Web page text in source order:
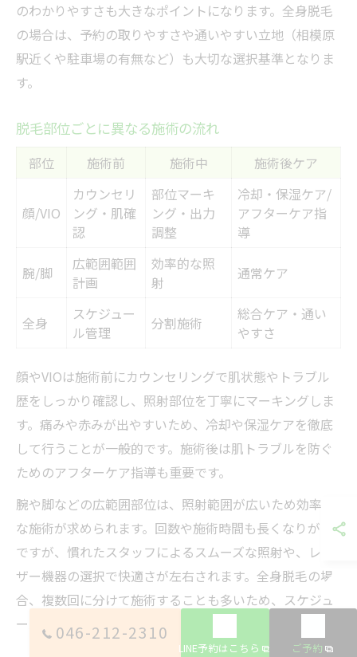
のわかりやすさも大きなポイントになります。全身脱毛
の場合は、予約の取りやすさや通いやすい立地（相模原
駅近くや駐車場の有無など）も大切な選択基準となりま
す。
脱毛部位ごとに異なる施術の流れ
部位 施術前 施術中 施術後ケア
顔/VIO
カウンセリ
ング・肌確
認
部位マーキ
ング・出力
調整
冷却・保湿ケア/
アフターケア指
導
腕/脚
広範囲範囲
計画
効率的な照
射
通常ケア
全身
スケジュー
ル管理
分割施術
総合ケア・通い
やすさ
顔やVIOは施術前にカウンセリングで肌状態やトラブル
歴をしっかり確認し、照射部位を丁寧にマーキングしま
す。痛みや赤みが出やすいため、冷却や保湿ケアを徹底
して行うことが一般的です。施術後は肌トラブルを防ぐ
ためのアフターケア指導も重要です。
腕や脚などの広範囲部位は、照射範囲が広いため効率的
な施術が求められます。回数や施術時間も長くなりがち
ですが、慣れたスタッフによるスムーズな照射や、レー
ザー機器の選択で快適さが左右されます。全身脱毛の場
合、複数回に分けて施術することも多いため、スケジュ
ール管理や通いやすさが成功のカギとなります。
046-212-2310
LINE予約はこちら ご予約